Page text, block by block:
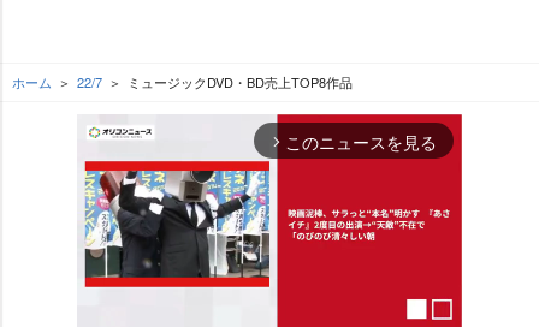
ホーム 22/7 ミュージックDVD・BD売上TOP8作品
arrow_forward_ios このニュースを見る